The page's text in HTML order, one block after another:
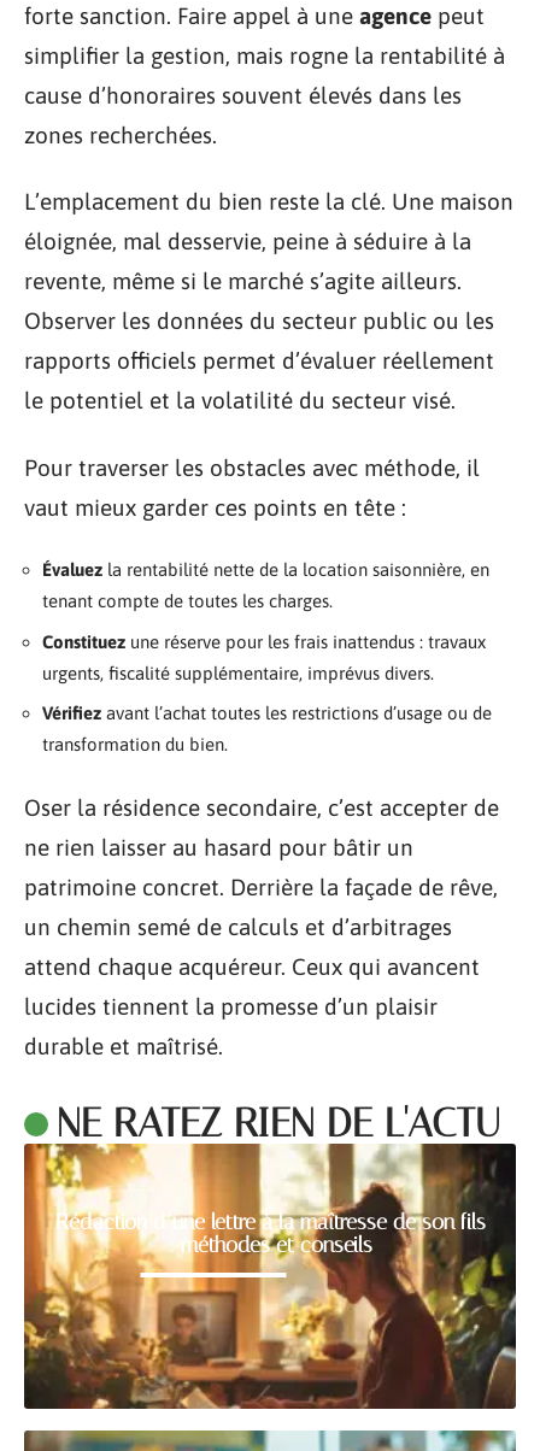
forte sanction. Faire appel à une agence peut
simplifier la gestion, mais rogne la rentabilité à
cause d’honoraires souvent élevés dans les
zones recherchées.
L’emplacement du bien reste la clé. Une maison
éloignée, mal desservie, peine à séduire à la
revente, même si le marché s’agite ailleurs.
Observer les données du secteur public ou les
rapports officiels permet d’évaluer réellement
le potentiel et la volatilité du secteur visé.
Pour traverser les obstacles avec méthode, il
vaut mieux garder ces points en tête :
Évaluez la rentabilité nette de la location saisonnière, en
tenant compte de toutes les charges.
Constituez une réserve pour les frais inattendus : travaux
urgents, fiscalité supplémentaire, imprévus divers.
Vérifiez avant l’achat toutes les restrictions d’usage ou de
transformation du bien.
Oser la résidence secondaire, c’est accepter de
ne rien laisser au hasard pour bâtir un
patrimoine concret. Derrière la façade de rêve,
un chemin semé de calculs et d’arbitrages
attend chaque acquéreur. Ceux qui avancent
lucides tiennent la promesse d’un plaisir
durable et maîtrisé.
NE RATEZ RIEN DE L'ACTU
Rédaction d’une lettre à la maîtresse de son fils
: méthodes et conseils